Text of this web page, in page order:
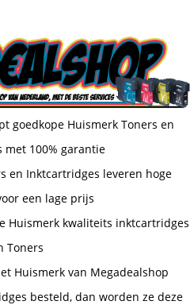
goedkope Huismerk Toners en
met 100% garantie
en Inktcartridges leveren hoge
een lage prijs
Huismerk kwaliteits inktcartridges
Toners
Huismerk van Megadealshop
besteld, dan worden ze deze